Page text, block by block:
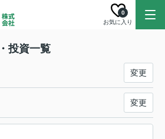
お気に入り
0
投資一覧
変更
変更